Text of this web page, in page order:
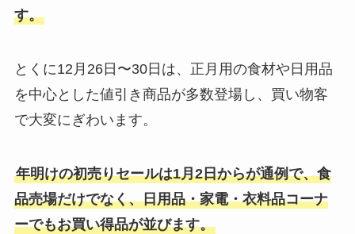
す。
とくに12月26日〜30日は、正月用の食材や日用品
を中心とした値引き商品が多数登場し、買い物客
で大変にぎわいます。
年明けの初売りセールは1月2日からが通例で、食
品売場だけでなく、日用品・家電・衣料品コーナ
ーでもお買い得品が並びます。